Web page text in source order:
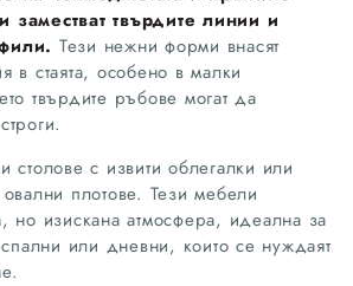
заместват твърдите линии и
Тези нежни форми внасят
в стаята, особено в малки
твърдите ръбове могат да
столове с извити облегалки или
плотове. Тези мебели
но изискана атмосфера, идеална за
спални или дневни, които се нуждаят